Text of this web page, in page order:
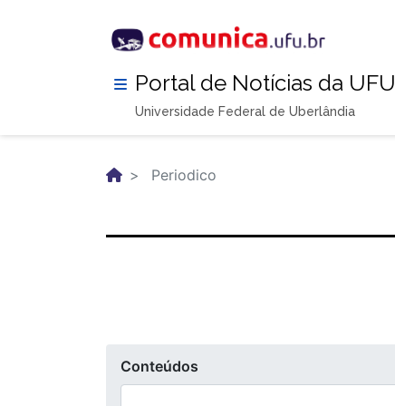
Portal de Notícias da UFU
Universidade Federal de Uberlândia
Periodico
Conteúdos